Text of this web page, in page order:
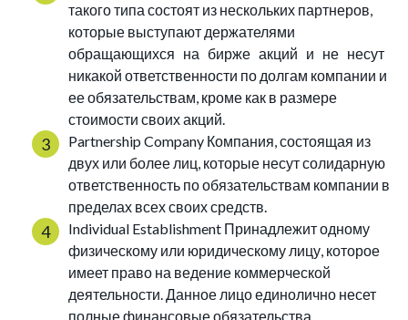
такого типа состоят из нескольких партнеров,
которые выступают держателями
обращающихся на бирже акций и не несут
никакой ответственности по долгам компании и
ее обязательствам, кроме как в размере
стоимости своих акций.
Partnership Company Компания, состоящая из
двух или более лиц, которые несут солидарную
ответственность по обязательствам компании в
пределах всех своих средств.
Individual Establishment Принадлежит одному
физическому или юридическому лицу, которое
имеет право на ведение коммерческой
деятельности. Данное лицо единолично несет
полные финансовые обязательства